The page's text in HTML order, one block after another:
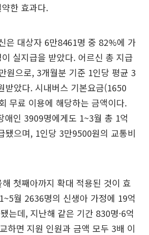
한 효과다.
은 대상자 6만8461명 중 82%에 가
실지급을 받았다. 어르신 총 지급
원으로, 3개월분 기준 1인당 평균 3
받았다. 시내버스 기본요금(1650
무료 이용에 해당하는 금액이다.
애인 3909명에게도 1~3월 총 1억
됐으며, 1인당 3만9500원의 교통비
첫째아까지 확대 적용된 것이 효
월 2636명의 신생아 가정에 19억
는데, 지난해 같은 기간 830명·6억
하면 지원 인원과 금액 모두 3배 이